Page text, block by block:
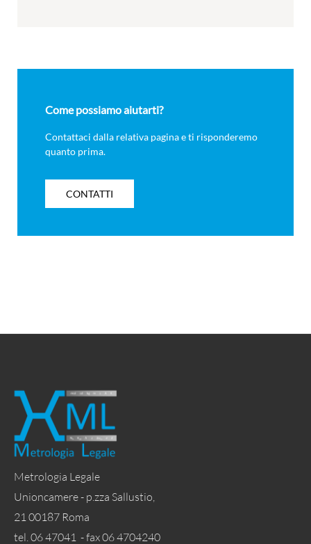
Come possiamo aiutarti?
Contattaci dalla relativa pagina e ti risponderemo
quanto prima.
CONTATTI
Metrologia Legale
Unioncamere - p.zza Sallustio,
21 00187 Roma
tel. 06 47041 - fax 06 4704240